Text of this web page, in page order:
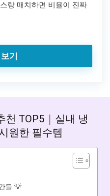
랑 매치하면 비율이 진짜
기
TOP5｜실내 냉
원한 필수템
들 💡